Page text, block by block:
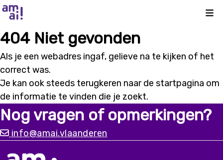
404 Niet gevonden
Als je een webadres ingaf, gelieve na te kijken of het
correct was.
Je kan ook steeds terugkeren naar de startpagina om
de informatie te vinden die je zoekt.
Nog vragen of opmerkingen?
info@amai.vlaanderen